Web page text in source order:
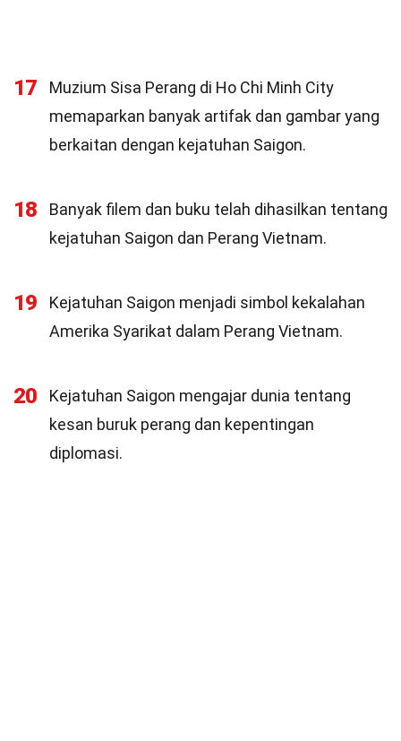
17
Muzium Sisa Perang di Ho Chi Minh City
memaparkan banyak artifak dan gambar yang
berkaitan dengan kejatuhan Saigon.
18
Banyak filem dan buku telah dihasilkan tentang
kejatuhan Saigon dan Perang Vietnam.
19
Kejatuhan Saigon menjadi simbol kekalahan
Amerika Syarikat dalam Perang Vietnam.
20
Kejatuhan Saigon mengajar dunia tentang
kesan buruk perang dan kepentingan
diplomasi.